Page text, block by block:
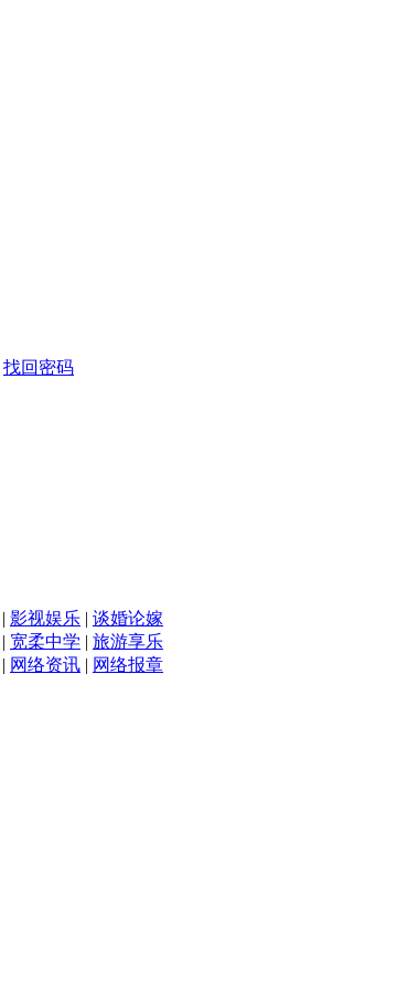
找回密码
| 影视娱乐 | 谈婚论嫁
| 宽柔中学 | 旅游享乐
| 网络资讯 | 网络报章